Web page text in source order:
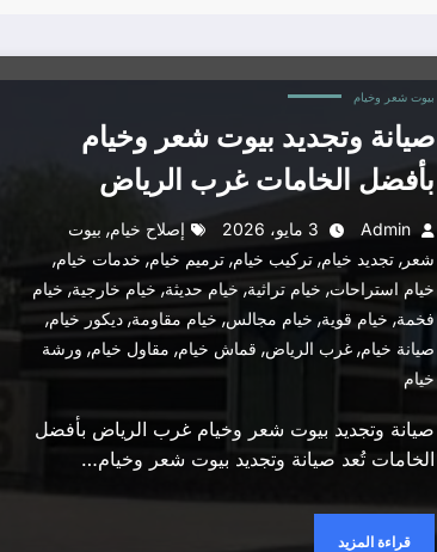
بيوت شعر وخيام
صيانة وتجديد بيوت شعر وخيام
بأفضل الخامات غرب الرياض
Admin 3 مايو، 2026 إصلاح خيام, بيوت
شعر , تجديد خيام, تركيب خيام, ترميم خيام, خدمات خيام,
خيام استراحات, خيام تراثية, خيام حديثة, خيام خارجية, خيام
فخمة, خيام قوية, خيام مجالس, خيام مقاومة, ديكور خيام,
صيانة خيام, غرب الرياض, قماش خيام, مقاول خيام, ورشة
خيام
صيانة وتجديد بيوت شعر وخيام غرب الرياض بأفضل
الخامات تُعد صيانة وتجديد بيوت شعر وخيام…
قراءة المزيد